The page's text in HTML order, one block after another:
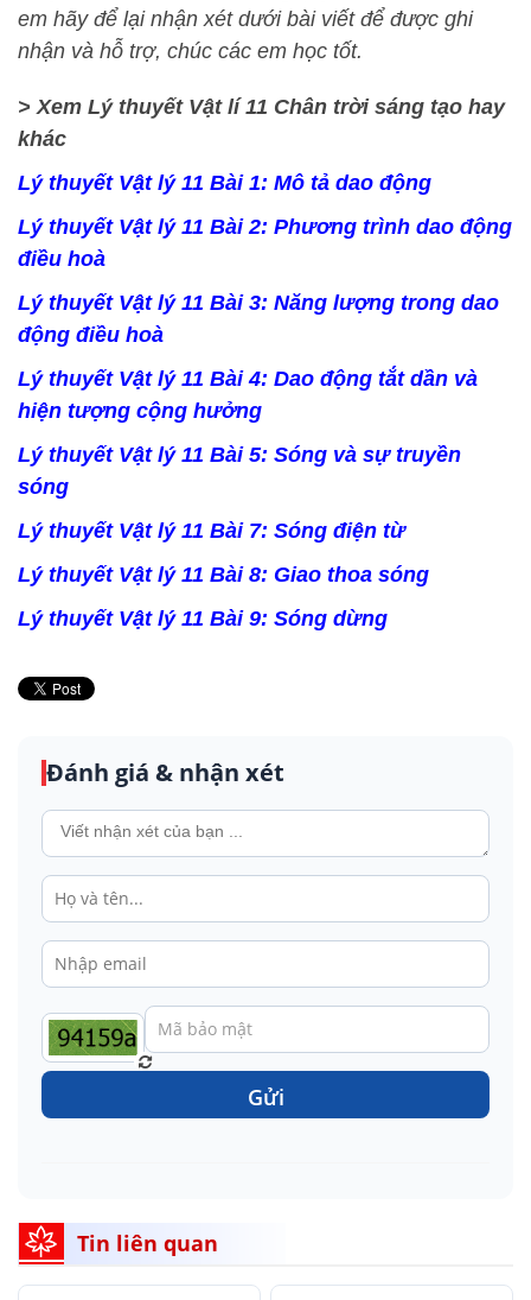
em hãy để lại nhận xét dưới bài viết để được ghi
nhận và hỗ trợ, chúc các em học tốt.
> Xem Lý thuyết Vật lí 11 Chân trời sáng tạo hay
khác
Lý thuyết Vật lý 11 Bài 1: Mô tả dao động
Lý thuyết Vật lý 11 Bài 2: Phương trình dao động
điều hoà
Lý thuyết Vật lý 11 Bài 3: Năng lượng trong dao
động điều hoà
Lý thuyết Vật lý 11 Bài 4: Dao động tắt dần và
hiện tượng cộng hưởng
Lý thuyết Vật lý 11 Bài 5: Sóng và sự truyền
sóng
Lý thuyết Vật lý 11 Bài 7: Sóng điện từ
Lý thuyết Vật lý 11 Bài 8: Giao thoa sóng
Lý thuyết Vật lý 11 Bài 9: Sóng dừng
Đánh giá & nhận xét
Gửi
Tin liên quan